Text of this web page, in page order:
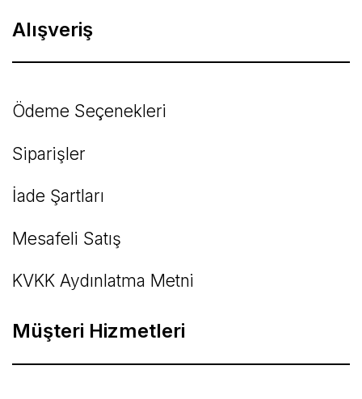
Alışveriş
Ödeme Seçenekleri
Siparişler
İade Şartları
Mesafeli Satış
KVKK Aydınlatma Metni
Müşteri Hizmetleri